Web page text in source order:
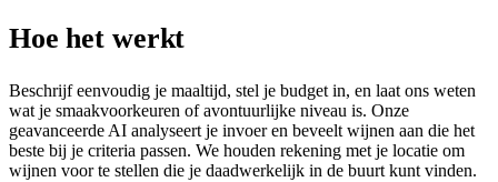
Hoe het werkt
Beschrijf eenvoudig je maaltijd, stel je budget in, en laat ons weten
wat je smaakvoorkeuren of avontuurlijke niveau is. Onze
geavanceerde AI analyseert je invoer en beveelt wijnen aan die het
beste bij je criteria passen. We houden rekening met je locatie om
wijnen voor te stellen die je daadwerkelijk in de buurt kunt vinden.